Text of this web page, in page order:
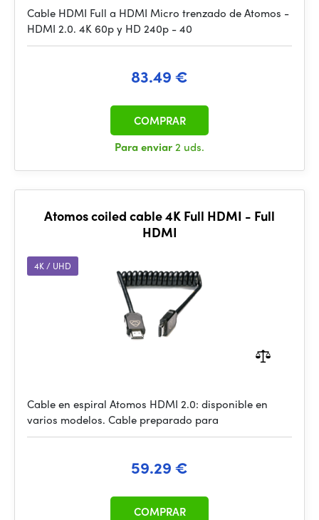
Cable HDMI Full a HDMI Micro trenzado de Atomos -
HDMI 2.0. 4K 60p y HD 240p - 40
83.49 €
Para enviar2 uds.
COMPRAR
Atomos coiled cable 4K Full HDMI - Full
HDMI
4K / UHD
Cable en espiral Atomos HDMI 2.0: disponible en
varios modelos. Cable preparado para
59.29 €
COMPRAR